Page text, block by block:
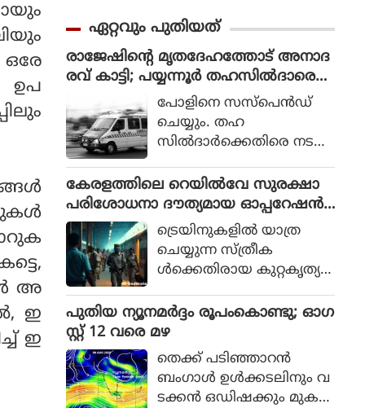
ഉപ
അ
ഇ
ഇ
വികസിക്കുന്നുവെന്ന് ഉറ
പ്പാക്കുക എന്ന പ്രഖ്യാപിത
ലക്ഷ്യത്തോടെയാണ് ഇ
തിന്റെ ആരംഭം. ചടങ്ങില്‍
യുഎന്‍ സെക്രട്ടറി ജനറല്‍
അന്റോണിയോ ഗുട്ടെറസ്
പങ്കെടുത്തു.
ഏറ്റവും പുതിയത്
രാജേഷിന്റെ മൃതദേഹത്തോട് അനാദ
രവ് കാട്ടി; പയ്യന്നൂര്‍ തഹസില്‍ദാരെ
സസ്‌പെന്‍ഡ് ചെയ്യുംപോളിനെ സസ്‌പെന്‍ഡ്
ചെയ്യും. തഹ
സില്‍ദാര്‍ക്കെതിരെ നടപ
എ.പി. അനില്‍ കുമാര്‍
ലാന്‍ഡ് റവന്യൂ കമ്മീഷണ
ര്‍ക്ക് നിര്‍ദ്ദേശം നല്‍കി. ഇ
തുസംബന്ധിച്ച ഉത്തരവ് ഉ
ടന്‍ പുറത്തിറങ്ങുമെന്ന് പ്ര
തീക്ഷിക്കുന്നു.
കേരളത്തിലെ റെയില്‍വേ സുരക്ഷാ
പരിശോധനാ ദൗത്യമായ ഓപ്പറേഷന്‍
രക്ഷിതയില്‍ അറസ്റ്റിലായത് 33 പേര്‍
ട്രെയിനുകളില്‍ യാത്ര
ചെയ്യുന്ന സ്ത്രീക
ള്‍ക്കെതിരായ കുറ്റകൃത്യ
രുടെ സുരക്ഷ ഉറ
പ്പാക്കുന്നതിനുമായി കേര
ള റെയില്‍വേ പോലീസ്
ആരംഭിച്ച പദ്ധതിയാണ്
'ഓപ്പറേഷന്‍ രക്ഷിത.
പുതിയ ന്യൂനമർദ്ദം രൂപംകൊണ്ടു; ഓഗ
സ്റ്റ് 12 വരെ മഴ
തെക്ക് പടിഞ്ഞാറൻ
ബംഗാൾ ഉൾക്കടലിനും വ
ടക്കൻ ഒഡിഷക്കും മുക